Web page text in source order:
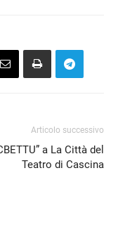
Articolo successivo
a La Città del
Teatro di Cascina